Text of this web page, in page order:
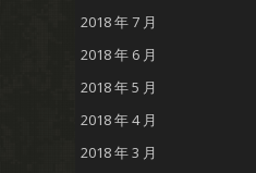
2018 年 7 月
2018 年 6 月
2018 年 5 月
2018 年 4 月
2018 年 3 月